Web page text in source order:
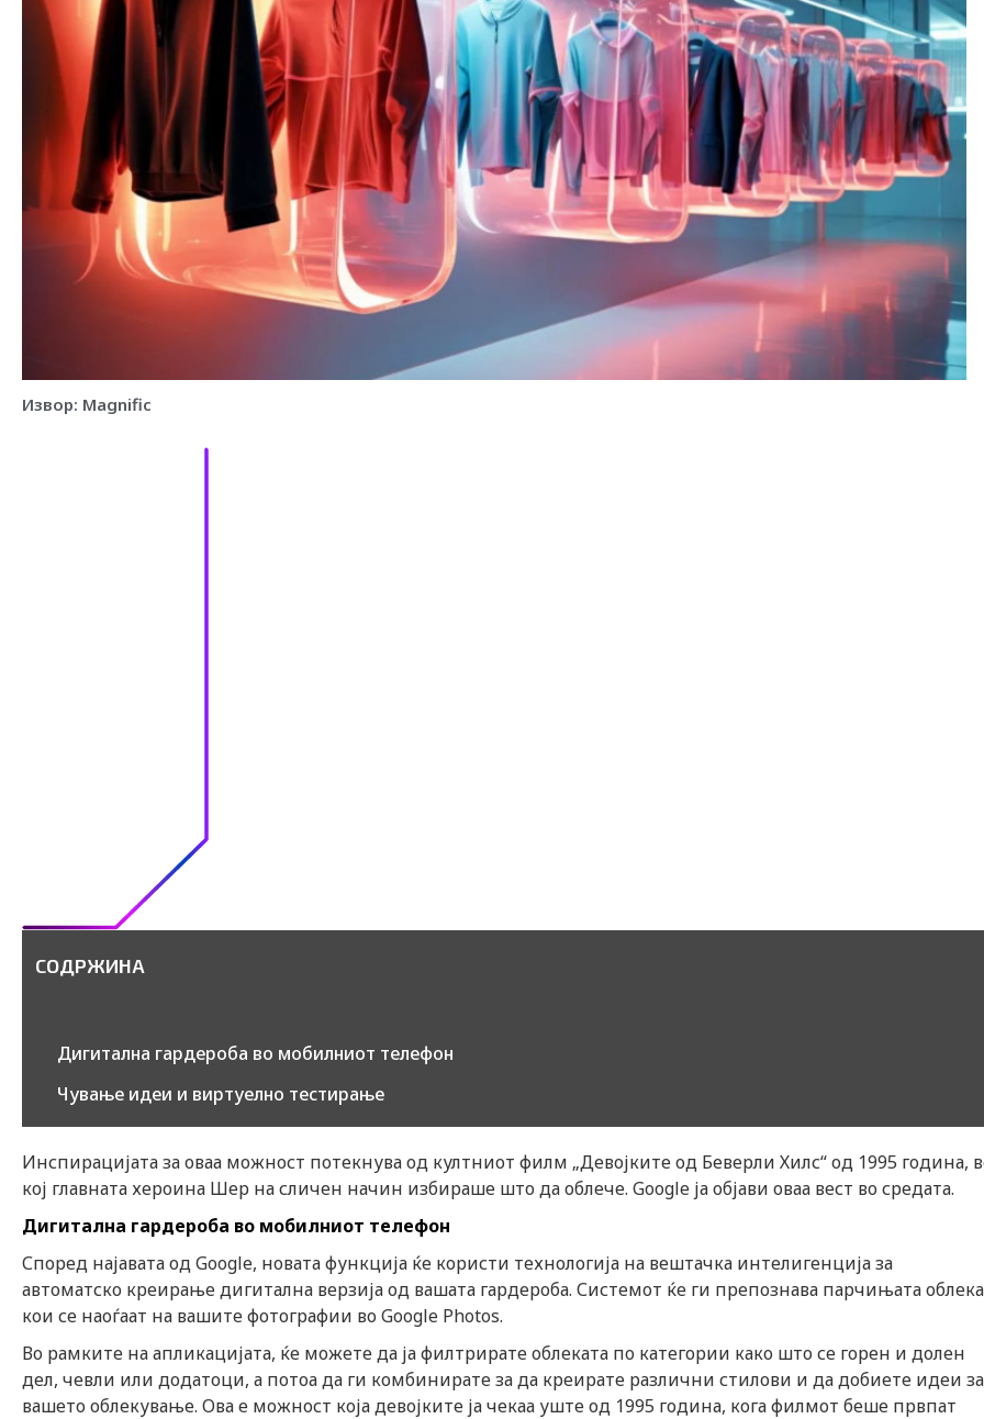
Извор: Magnific
СОДРЖИНА
Дигитална гардероба во мобилниот телефон
Чување идеи и виртуелно тестирање
Инспирацијата за оваа можност потекнува од култниот филм „Девојките од Беверли Хилс“ од 1995 година,
кој главната хероина Шер на сличен начин избираше што да облече. Google ја објави оваа вест во средата.
Дигитална гардероба во мобилниот телефон
Според најавата од Google, новата функција ќе користи технологија на вештачка интелигенција за
автоматско креирање дигитална верзија од вашата гардероба. Системот ќе ги препознава парчињата облека
кои се наоѓаат на вашите фотографии во Google Photos.
Во рамките на апликацијата, ќе можете да ја филтрирате облеката по категории како што се горен и долен
дел, чевли или додатоци, а потоа да ги комбинирате за да креирате различни стилови и да добиете идеи за
вашето облекување. Ова е можност која девојките ја чекаа уште од 1995 година, кога филмот беше првпат